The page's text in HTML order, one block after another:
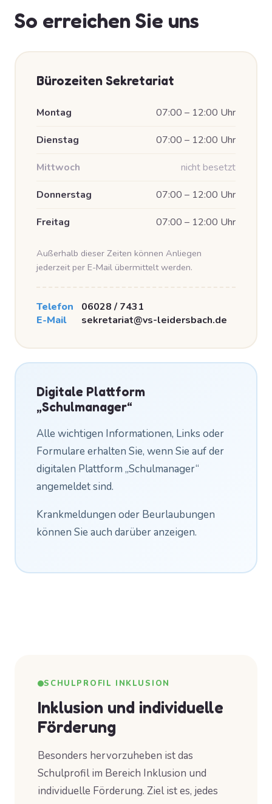
So erreichen Sie uns
Bürozeiten Sekretariat
Montag 07:00 – 12:00 Uhr
Dienstag 07:00 – 12:00 Uhr
Mittwoch nicht besetzt
Donnerstag 07:00 – 12:00 Uhr
Freitag 07:00 – 12:00 Uhr
Außerhalb dieser Zeiten können Anliegen
jederzeit per E-Mail übermittelt werden.
Telefon
06028 / 7431
E-Mail
sekretariat@vs-leidersbach.de
Digitale Plattform
„Schulmanager“
Alle wichtigen Informationen, Links oder
Formulare erhalten Sie, wenn Sie auf der
digitalen Plattform „Schulmanager“
angemeldet sind.
Krankmeldungen oder Beurlaubungen
können Sie auch darüber anzeigen.
SCHULPROFIL INKLUSION
Inklusion und individuelle
Förderung
Besonders hervorzuheben ist das
Schulprofil im Bereich Inklusion und
individuelle Förderung. Ziel ist es, jedes